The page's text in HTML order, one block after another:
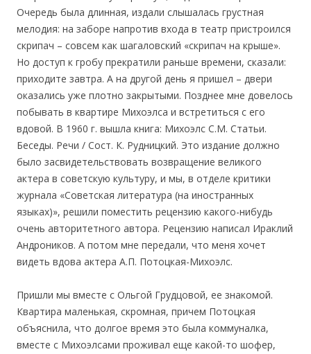
Очередь была длинная, издали слышалась грустная
мелодия: на заборе напротив входа в театр пристроился
скрипач – совсем как шагаловский «скрипач на крыше».
Но доступ к гробу прекратили раньше времени, сказали:
приходите завтра. А на другой день я пришел – двери
оказались уже плотно закрытыми. Позднее мне довелось
побывать в квартире Михоэлса и встретиться с его
вдовой. В 1960 г. вышла книга: Михоэлс С.М. Статьи.
Беседы. Речи / Сост. К. Рудницкий. Это издание должно
было засвидетельствовать возвращение великого
актера в советскую культуру, и мы, в отделе критики
журнала «Советская литература (на иностранных
языках)», решили поместить рецензию какого-нибудь
очень авторитетного автора. Рецензию написал Ираклий
Андроников. А потом мне передали, что меня хочет
видеть вдова актера А.П. Потоцкая-Михоэлс.
Пришли мы вместе с Ольгой Грудцовой, ее знакомой.
Квартира маленькая, скромная, причем Потоцкая
объяснила, что долгое время это была коммуналка,
вместе с Михоэлсами проживал еще какой-то шофер,